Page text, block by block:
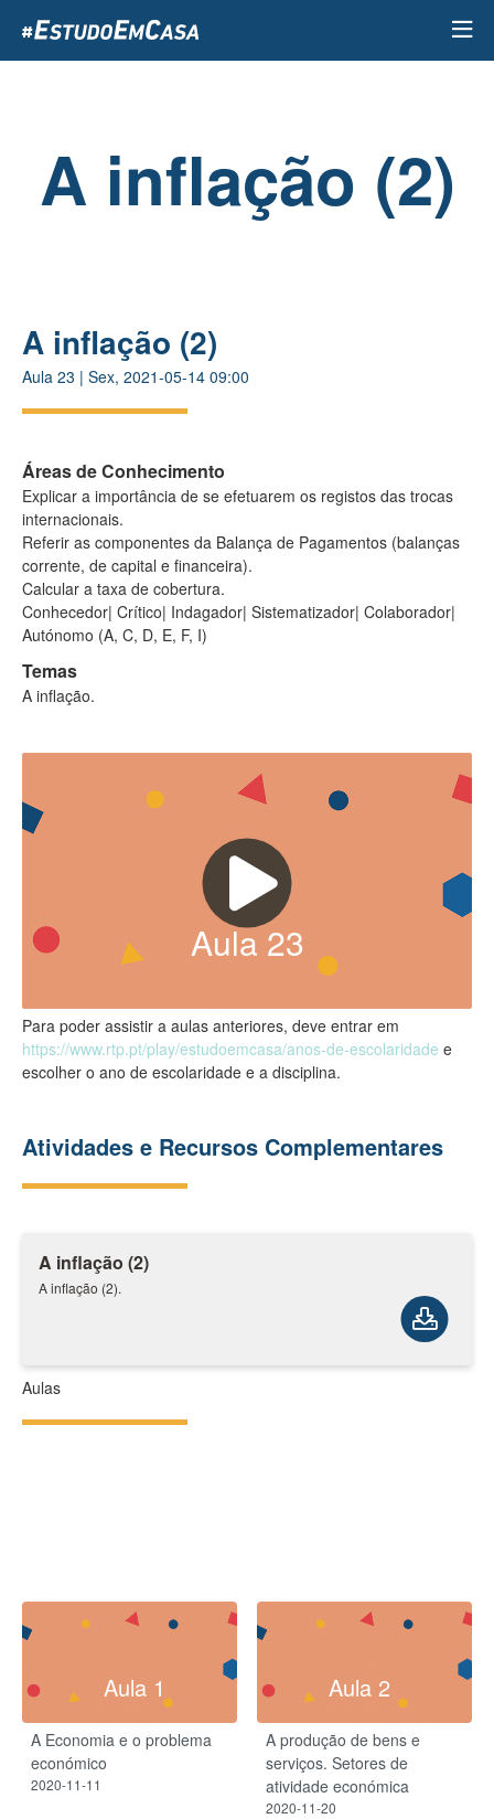
para
o
A inflação (2)
A inflação (2)
Aula 23 | Sex, 2021-05-14 09:00
Áreas de Conhecimento
Explicar a importância de se efetuarem os registos das trocas
internacionais.
Referir as componentes da Balança de Pagamentos (balanças
corrente, de capital e financeira).
Calcular a taxa de cobertura.
Conhecedor| Crítico| Indagador| Sistematizador| Colaborador|
Autónomo (A, C, D, E, F, I)
Temas
A inflação.
Aula23
Para poder assistir a aulas anteriores, deve entrar em
https://www.rtp.pt/play/estudoemcasa/anos-de-escolaridade e
escolher o ano de escolaridade e a disciplina.
Atividades e Recursos Complementares
A inflação (2)
A inflação (2).
Aulas
Aula 1
A Economia e o problema
económico
2020-11-11
Aula 2
A produção de bens e
serviços. Setores de
atividade económica
2020-11-20